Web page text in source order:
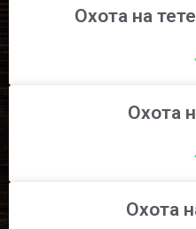
Охота на
Охота
Охота